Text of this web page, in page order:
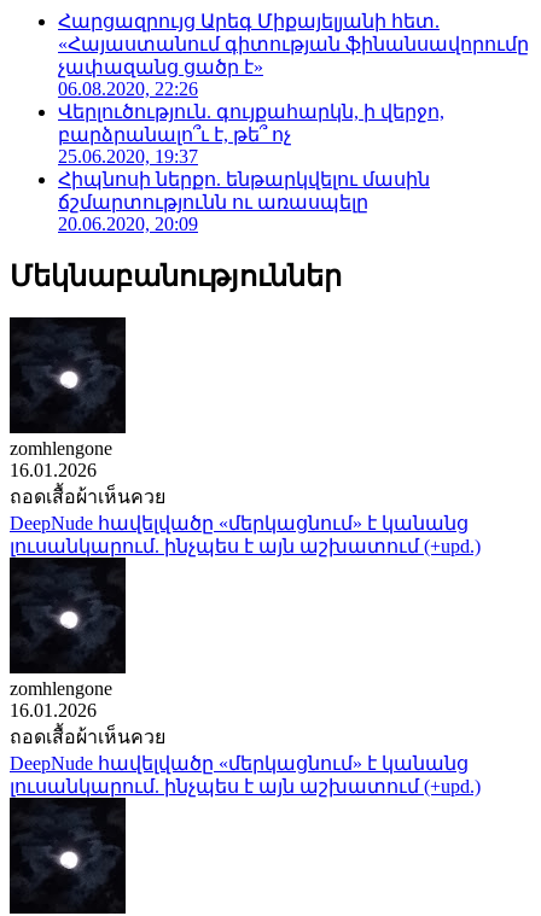
Հարցազրույց Արեգ Միքայելյանի հետ.
«Հայաստանում գիտության ֆինանսավորումը
չափազանց ցածր է»
06.08.2020, 22:26
Վերլուծություն. գույքահարկն, ի վերջո,
բարձրանալո՞ւ է, թե՞ ոչ
25.06.2020, 19:37
Հիպնոսի ներքո. ենթարկվելու մասին
ճշմարտությունն ու առասպելը
20.06.2020, 20:09
Մեկնաբանություններ
zomhlengone
16.01.2026
ถอดเสื้อผ้าเห็นควย
DeepNude հավելվածը «մերկացնում» է կանանց
լուսանկարում. ինչպես է այն աշխատում (+upd.)
zomhlengone
16.01.2026
ถอดเสื้อผ้าเห็นควย
DeepNude հավելվածը «մերկացնում» է կանանց
լուսանկարում. ինչպես է այն աշխատում (+upd.)